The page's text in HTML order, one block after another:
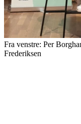
Fra venstre: Per
Frederiksen